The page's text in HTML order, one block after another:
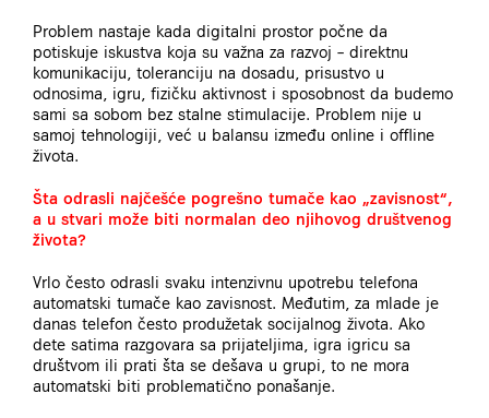
Problem nastaje kada digitalni prostor počne da
potiskuje iskustva koja su važna za razvoj – direktnu
komunikaciju, toleranciju na dosadu, prisustvo u
odnosima, igru, fizičku aktivnost i sposobnost da budemo
sami sa sobom bez stalne stimulacije. Problem nije u
samoj tehnologiji, već u balansu između online i offline
života.
Šta odrasli najčešće pogrešno tumače kao „zavisnost“,
a u stvari može biti normalan deo njihovog društvenog
života?
Vrlo često odrasli svaku intenzivnu upotrebu telefona
automatski tumače kao zavisnost. Međutim, za mlade je
danas telefon često produžetak socijalnog života. Ako
dete satima razgovara sa prijateljima, igra igricu sa
društvom ili prati šta se dešava u grupi, to ne mora
automatski biti problematično ponašanje.